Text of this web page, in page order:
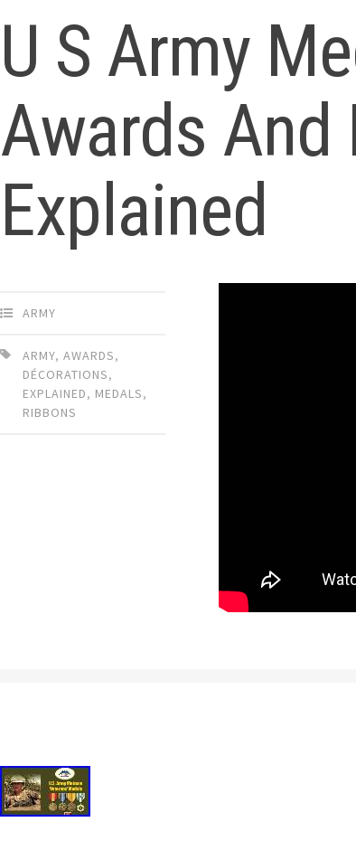
U S Army
Awards
Explained
ARMY
ARMY,AWARDS,
DÉCORATIONS,
EXPLAINED, MEDALS,
RIBBONS